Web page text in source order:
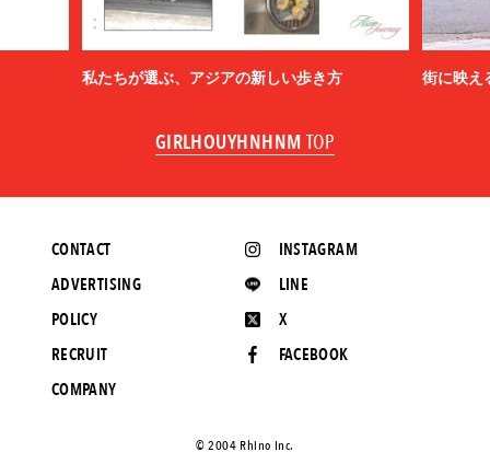
私たちが選ぶ、アジアの新しい歩き方 街に映え
GIRLHOUYHNHNM TOP
INSTAGRAM
LINE
X
FACEBOOK
CONTACT
ADVERTISING
POLICY
RECRUIT
COMPANY
©️ 2004 Rhino Inc.